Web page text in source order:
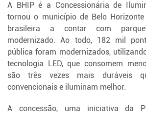
A BHIP é a Concessionária de
tornou o município de Belo
brasileira a contar com
modernizado. Ao todo, 182 mil
pública foram modernizados,
tecnologia LED, que consomem
são três vezes mais duráveis
convencionais e iluminam melhor.
A concessão, uma iniciativa da